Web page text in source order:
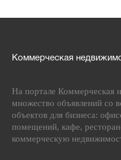
Коммерческая
На портале Коммерческая
множество объявлений со
объектов для бизнеса:
помещений, кафе,
коммерческую